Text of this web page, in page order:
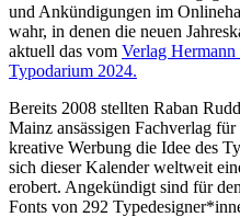
und Ankündigungen im
wahr, in denen die neuen
aktuell das vom Verlag
Typodarium 2024.
Bereits 2008 stellten Raban
Mainz ansässigen Fachverlag
kreative Werbung die Idee des
sich dieser Kalender weltweit
erobert. Angekündigt sind für
Fonts von 292